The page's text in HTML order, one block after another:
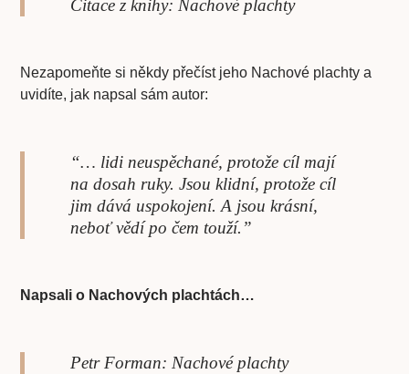
Citace z knihy: Nachové plachty
Nezapomeňte si někdy přečíst jeho Nachové plachty a
uvidíte, jak napsal sám autor:
“… lidi neuspěchané, protože cíl mají
na dosah ruky. Jsou klidní, protože cíl
jim dává uspokojení. A jsou krásní,
neboť vědí po čem touží.”
Napsali o Nachových plachtách…
Petr Forman: Nachové plachty